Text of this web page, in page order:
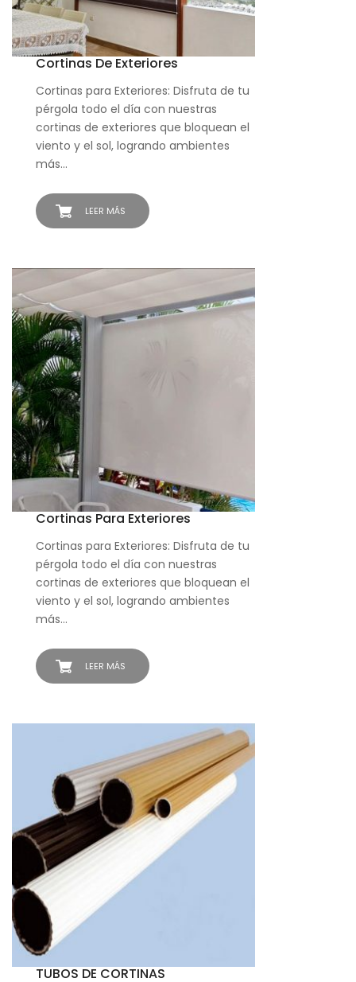
LEER MÁS
Cortinas De Exteriores
Cortinas para Exteriores: Disfruta de tu
pérgola todo el día con nuestras
cortinas de exteriores que bloquean el
viento y el sol, logrando ambientes
más…
LEER MÁS
Cortinas Para Exteriores
Cortinas para Exteriores: Disfruta de tu
pérgola todo el día con nuestras
cortinas de exteriores que bloquean el
viento y el sol, logrando ambientes
más…
TUBOS DE CORTINAS